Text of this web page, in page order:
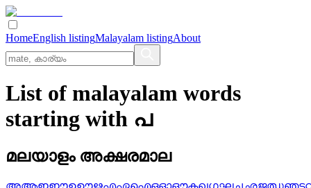
HomeEnglish listingMalayalam listingAbout
List of malayalam words
starting with പ
മലയാളം അക്ഷരമാല
അആഇഈഉഊഋഎഏഐഒഓഔകഖഗഘചഛജഝഞട